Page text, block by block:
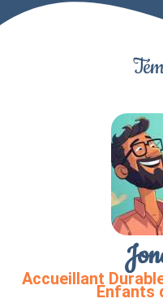
Accueillant
Enfants